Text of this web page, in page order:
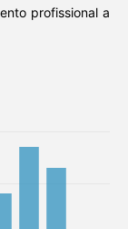
profissional a